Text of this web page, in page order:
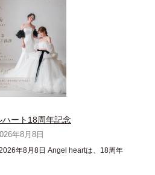
ハート18周年記念
年8月8日
年8月8日 Angel heartは、18周年